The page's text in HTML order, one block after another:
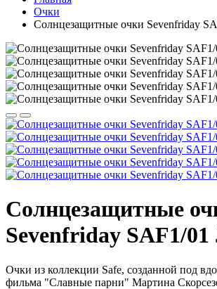
Очки
Солнцезащитные очки Sevenfriday
Солнцезащитные
Sevenfriday SAF1/
Очки из коллекции Safe, созданной под
фильма "Славные парни" Мартина